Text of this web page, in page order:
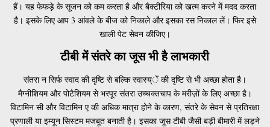
हैं। यह फेफड़े के सूजन को कम करता है और बैक्टीरिया को खत्म करने में मदद करता
है। इसके लिए आप 3 आंवले के बीज को निकाले और इसका रस निकाल लें। फिर इसे
खाली पेट सेवन कीजिए।
टीबी में संतरे का जूस भी है लाभकारी
संतरा न सिर्फ स्वाद की दृष्टि से बल्कि स्वास्य्ें की दृष्टि से भी अच्छा होता है।
मैग्नीशियम और पोटैशियम से भरपूर संतरा उच्चक्तचाप के मरीज़ों के लिए अच्छा‍ है।
विटामिन सी और विटामिन ए की अधिक मात्रा होने के कारण, संतरे के सेवन से प्रतिरक्षा
प्रणाली या इम्यून सिस्टम मजबूत बनाती है। इसका जूस टीबी जैसी बड़ी बीमारी में लड़ने